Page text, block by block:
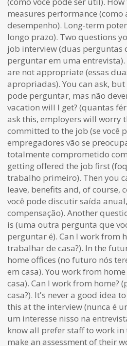
measures performance (como
desempenho). Long-term
longo prazo). Two questions
job interview (duas perguntas
perguntar em uma
are not appropriate (essas
apropriadas). You can ask,
pode perguntar, mas não
vacation will I get? (quantas
ask this, employers will worry
committed to the job (se você
empregadores vão se
totalmente comprometido
getting offered the job first
trabalho primeiro). Then you
leave, benefits and, of course,
você pode discutir saída
compensação). Another
is (uma outra pergunta que
perguntar é). Can I work from
trabalhar de casa?). In the
home offices (no futuro nós
em casa). You work from
casa). Can I work from home?
casa?). It's never a good idea
this at the interview (nunca é
um interesse nisso na
know all prefer staff to work in
make an assessment of their